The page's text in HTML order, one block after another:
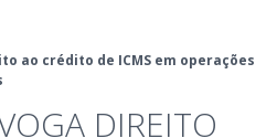
ao crédito de ICMS em operações
DIREITO